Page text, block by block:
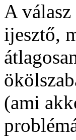
A válasz
ijesztő,
(ami